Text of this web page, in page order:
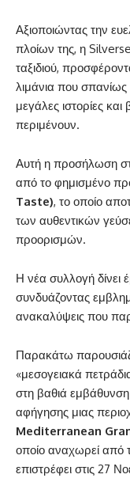
Αξιοποιώντας την
πλοίων της, η
ταξιδιού,
λιμάνια που σπανίως
μεγάλες ιστορίες και
περιμένουν.
Αυτή η προσήλωση
από το φημισμένο
Taste), το οποίο
των αυθεντικών
προορισμών.
Η νέα συλλογή δίνει
συνδυάζοντας
ανακαλύψεις που
Παρακάτω
«μεσογειακά
στη βαθιά
αφήγησης μιας
Mediterranean
οποίο αναχωρεί από
επιστρέφει στις 27